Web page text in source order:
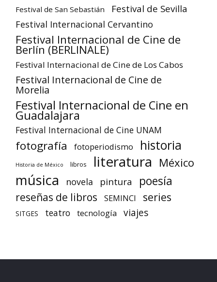
Festival de San Sebastián Festival de Sevilla
Festival Internacional Cervantino
Festival Internacional de Cine de
Berlín (BERLINALE)
Festival Internacional de Cine de Los Cabos
Festival Internacional de Cine de
Morelia
Festival Internacional de Cine en
Guadalajara
Festival Internacional de Cine UNAM
fotografía fotoperiodismo historia
Historia de México libros literatura México
música novela pintura poesía
reseñas de libros SEMINCI series
SITGES teatro tecnología viajes